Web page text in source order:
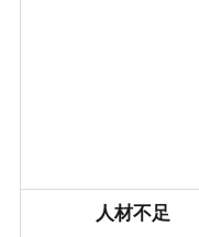
人材不足